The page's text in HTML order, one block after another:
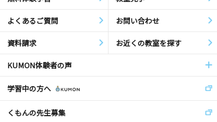
よくあるご質問 お問い合わせ
資料請求 お近くの教室を探す
KUMON体験者の声
学習中の方へ
くもんの先生募集